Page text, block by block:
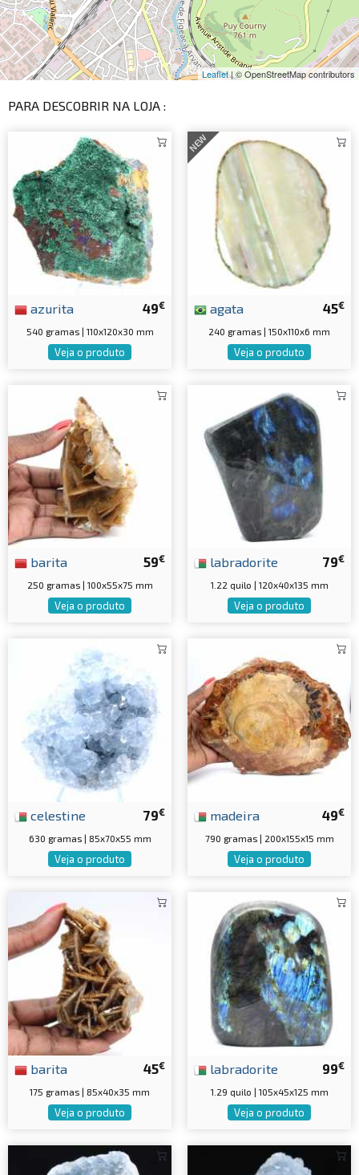
Leaflet| © OpenStreetMap contributors
PARA DESCOBRIR NA LOJA :
49€
azurita
540 gramas | 110x120x30 mm
Veja o produto
NEW
45€
agata
240 gramas | 150x110x6 mm
Veja o produto
59€
barita
250 gramas | 100x55x75 mm
Veja o produto
79€
labradorite
1.22 quilo | 120x40x135 mm
Veja o produto
79€
celestine
630 gramas | 85x70x55 mm
Veja o produto
49€
madeira
790 gramas | 200x155x15 mm
Veja o produto
45€
barita
175 gramas | 85x40x35 mm
Veja o produto
99€
labradorite
1.29 quilo | 105x45x125 mm
Veja o produto